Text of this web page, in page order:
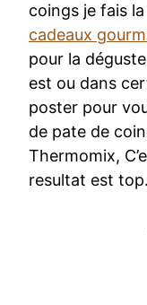
coings je fais
cadeaux
pour la
est ou dans
poster pour
de pate de
Thermomix,
resultat est top.